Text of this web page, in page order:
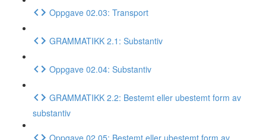
Oppgave 02.03: Transport
GRAMMATIKK 2.1: Substantiv
Oppgave 02.04: Substantiv
GRAMMATIKK 2.2: Bestemt eller ubestemt form av
substantiv
Oppgave 02.05: Bestemt eller ubestemt form av